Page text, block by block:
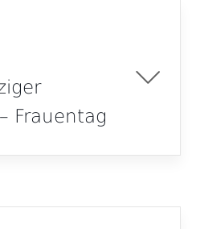
Frauentag